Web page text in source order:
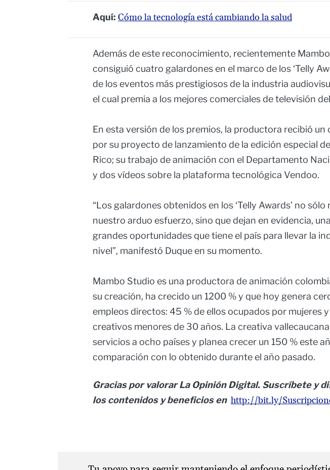
Aquí: Cómo la tecnología está cambiando la salud
Además de este reconocimiento, recientemente
consiguió cuatro galardones en el marco de los ‘Telly
de los eventos más prestigiosos de la industria
el cual premia a los mejores comerciales de televisión
En esta versión de los premios, la productora recibió un
por su proyecto de lanzamiento de la edición especial
Rico; su trabajo de animación con el Departamento
y dos vídeos sobre la plataforma tecnológica Vendoo.
“Los galardones obtenidos en los ‘Telly Awards’ no
nuestro arduo esfuerzo, sino que dejan en evidencia,
grandes oportunidades que tiene el país para llevar la
nivel”, manifestó Duque en su momento.
Mambo Studio es una productora de animación
su creación, ha crecido un 1200 % y que hoy genera
empleos directos: 45 % de ellos ocupados por mujeres
creativos menores de 30 años. La creativa
servicios a ocho países y planea crecer un 150 % este
comparación con lo obtenido durante el año pasado.
Gracias por valorar La Opinión Digital. Suscríbete y
los contenidos y beneficios en http://bit.ly/